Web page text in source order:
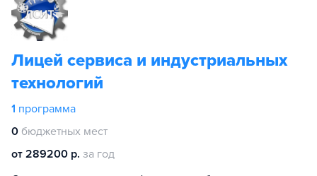
Лицей сервиса и индустриальных
технологий
1 программа
0 бюджетных мест
от 289200 р. за год